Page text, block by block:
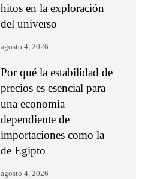
hitos en la exploración
del universo
agosto 4, 2026
Por qué la estabilidad de
precios es esencial para
una economía
dependiente de
importaciones como la
de Egipto
agosto 4, 2026